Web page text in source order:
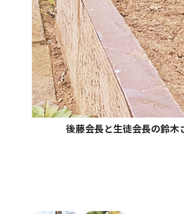
後藤会長と生徒会長の鈴木